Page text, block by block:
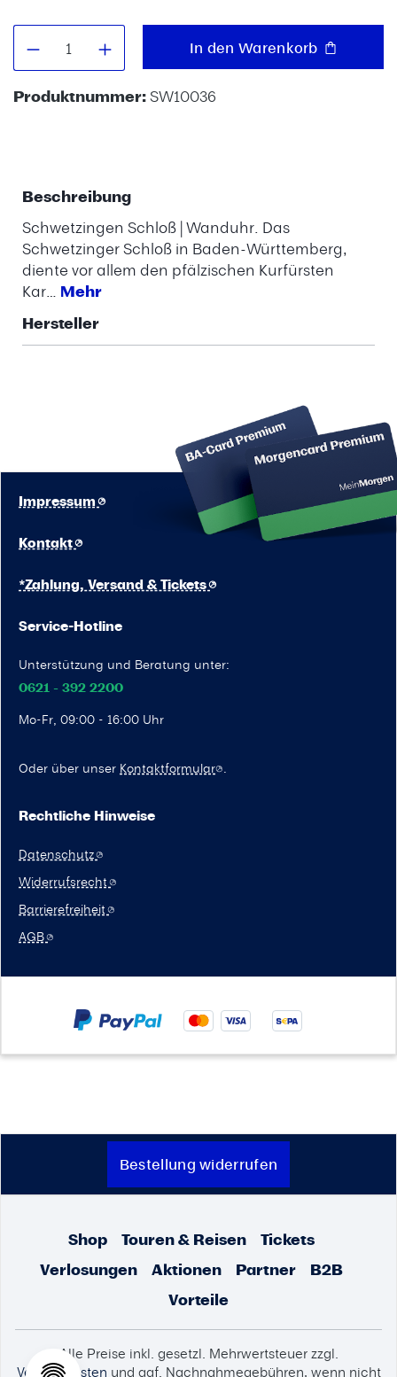
Produkt Anzahl: Gib denIn den Warenkorb
Produktnummer:SW10036
Beschreibung
Schwetzingen Schloß | Wanduhr. Das
Schwetzinger Schloß in Baden-Württemberg,
diente vor allem den pfälzischen Kurfürsten
Kar… Mehr
Hersteller
Service-Hotline
Unterstützung und Beratung unter:
0621 - 392 2200
Mo-Fr, 09:00 - 16:00 Uhr
Oder über unser Kontaktformular .
Kontakt
Impressum
*Zahlung, Versand & Tickets
Rechtliche Hinweise
Datenschutz
Widerrufsrecht
Barrierefreiheit
AGB
Bestellung widerrufen
Shop Touren & Reisen
Tickets
Verlosungen
Aktionen Partner
B2B
Vorteile
Alle Preise inkl. gesetzl. Mehrwertsteuer zzgl.
Versandkosten und ggf. Nachnahmegebühren, wenn nicht